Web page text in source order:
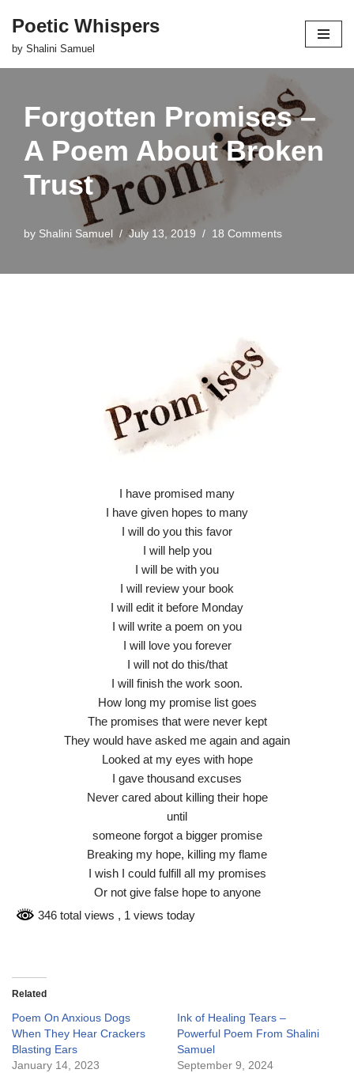
Skip
Poetic Whispers
by Shalini Samuel
Forgotten Promises –
A Poem About Broken
Trust
by Shalini Samuel July 13, 2019 18 Comments
I have promised many
I have given hopes to many
I will do you this favor
I will help you
I will be with you
I will review your book
I will edit it before Monday
I will write a poem on you
I will love you forever
I will not do this/that
I will finish the work soon.
How long my promise list goes
The promises that were never kept
They would have asked me again and again
Looked at my eyes with hope
I gave thousand excuses
Never cared about killing their hope
until
someone forgot a bigger promise
Breaking my hope, killing my flame
I wish I could fulfill all my promises
Or not give false hope to anyone
346 total views , 1 views today
Related
Poem On Anxious Dogs
When They Hear Crackers
Blasting Ears
January 14, 2023
Ink of Healing Tears –
Powerful Poem From Shalini
Samuel
September 9, 2024